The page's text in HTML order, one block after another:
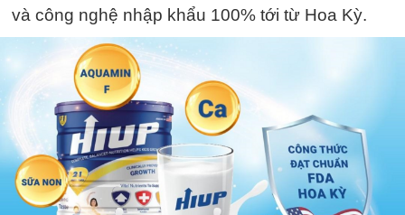
và công nghệ nhập khẩu 100% tới từ Hoa Kỳ.